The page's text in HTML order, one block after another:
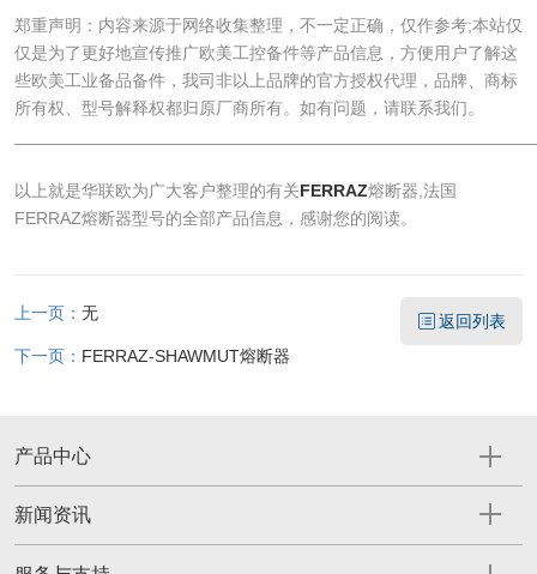
郑重声明：内容来源于网络收集整理，不一定正确，仅作参考;本站仅
仅是为了更好地宣传推广欧美工控备件等产品信息，方便用户了解这
些欧美工业备品备件，我司非以上品牌的官方授权代理，品牌、商标
所有权、型号解释权都归原厂商所有。如有问题，请联系我们。
​以上就是华联欧为广大客户整理的有关FERRAZ熔断器,法国
FERRAZ熔断器型号的全部产品信息，感谢您的阅读。
上一页： 无
下一页： FERRAZ-SHAWMUT熔断器
返回列表
产品中心
新闻资讯